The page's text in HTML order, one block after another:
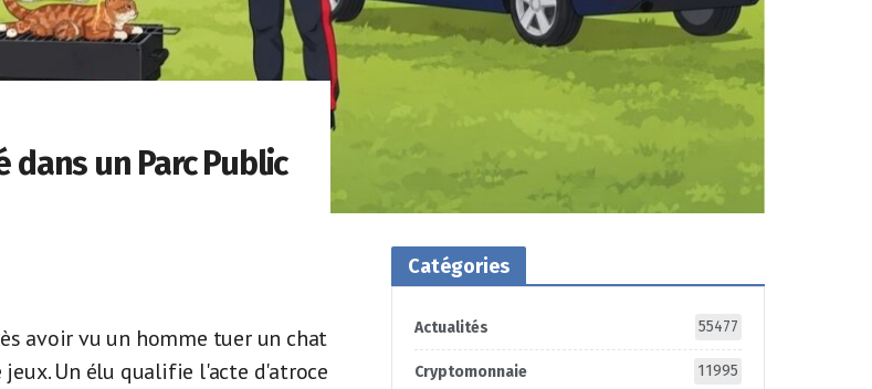
dans un Parc Public
avoir vu un homme tuer un chat
Un élu qualifie l'acte d'atroce
Catégories
Actualités 55477
Cryptomonnaie 11995